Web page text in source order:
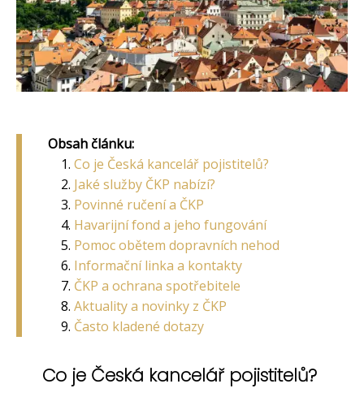
Obsah článku:
Co je Česká kancelář pojistitelů?
Jaké služby ČKP nabízí?
Povinné ručení a ČKP
Havarijní fond a jeho fungování
Pomoc obětem dopravních nehod
Informační linka a kontakty
ČKP a ochrana spotřebitele
Aktuality a novinky z ČKP
Často kladené dotazy
Co je Česká kancelář pojistitelů?